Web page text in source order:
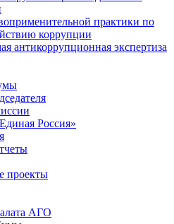
практики по
коррупции
антикоррупционная экспертиза
Россия»
проекты
АГО